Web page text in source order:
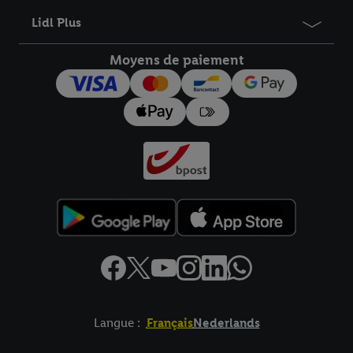
Lidl Plus
Moyens de paiement
Langue : FrançaisNederlands